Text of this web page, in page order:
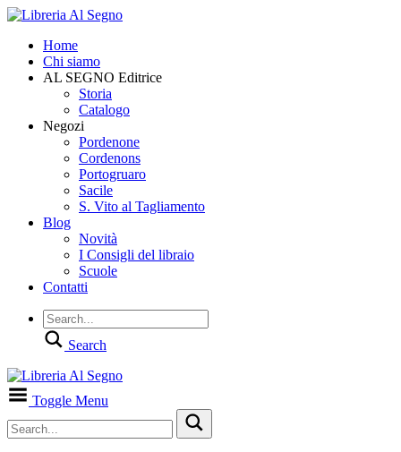
Home
Chi siamo
AL SEGNO Editrice
Storia
Catalogo
Negozi
Pordenone
Cordenons
Portogruaro
Sacile
S. Vito al Tagliamento
Blog
Novità
I Consigli del libraio
Scuole
Contatti
Search
Toggle Menu